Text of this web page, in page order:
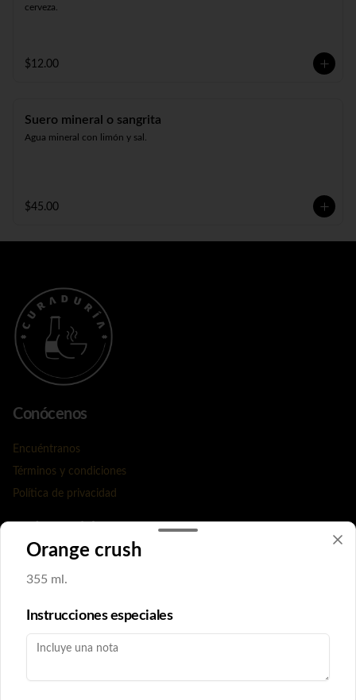
cerveza.
$12.00
Suero mineral o sangrita
Agua mineral con limón y sal.
$45.00
Conócenos
Encuéntranos
Términos y condiciones
Política de privacidad
Facebook
Iniciar sesión
Orange crush
355 ml.
Instrucciones especiales